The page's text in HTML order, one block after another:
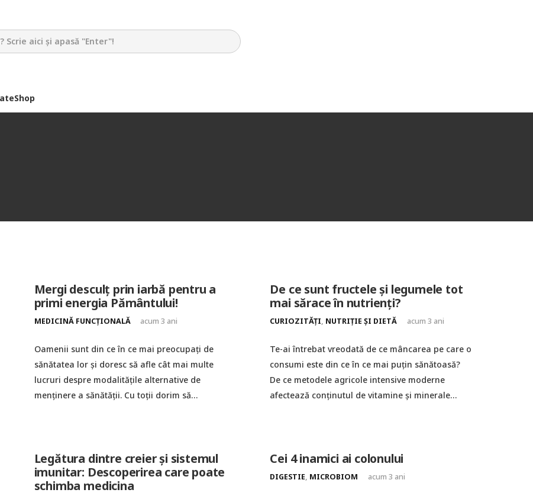
Shop
Mergi desculț prin iarbă pentru a
primi energia Pământului!
MEDICINĂ FUNCȚIONALĂ acum 3 ani
Oamenii sunt din ce în ce mai preocupați de
sănătatea lor și doresc să afle cât mai multe
lucruri despre modalitățile alternative de
menținere a sănătății. Cu toții dorim să…
De ce sunt fructele și legumele tot
mai sărace în nutrienți?
CURIOZITĂȚI, NUTRIȚIE ȘI DIETĂ acum 3 ani
Te-ai întrebat vreodată de ce mâncarea pe care o
consumi este din ce în ce mai puțin sănătoasă?
De ce metodele agricole intensive moderne
afectează conținutul de vitamine și minerale…
Legătura dintre creier și sistemul
imunitar: Descoperirea care poate
schimba medicina
Cei 4 inamici ai colonului
DIGESTIE, MICROBIOM acum 3 ani